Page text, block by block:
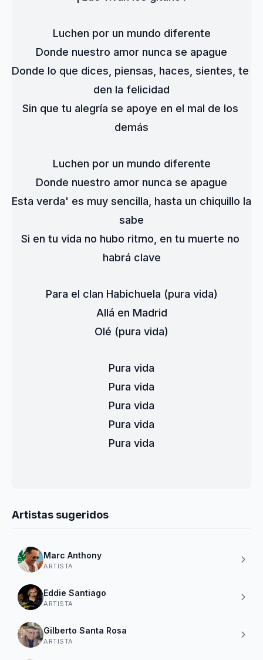
Luchen por un mundo diferente
Donde nuestro amor nunca se apague
Donde lo que dices, piensas, haces, sientes, te
den la felicidad
Sin que tu alegría se apoye en el mal de los
demás
Luchen por un mundo diferente
Donde nuestro amor nunca se apague
Esta verda' es muy sencilla, hasta un chiquillo la
sabe
Si en tu vida no hubo ritmo, en tu muerte no
habrá clave
Para el clan Habichuela (pura vida)
Allá en Madrid
Olé (pura vida)
Pura vida
Pura vida
Pura vida
Pura vida
Pura vida
Artistas sugeridos
Marc Anthony
ARTISTA
Eddie Santiago
ARTISTA
Gilberto Santa Rosa
ARTISTA